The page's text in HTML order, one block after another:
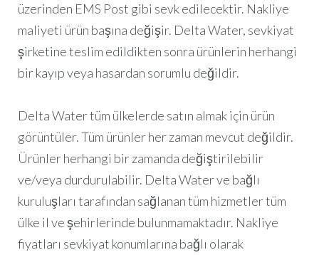
üzerinden EMS Post gibi sevk edilecektir. Nakliye
maliyeti ürün başına değişir. Delta Water, sevkiyat
şirketine teslim edildikten sonra ürünlerin herhangi
bir kayıp veya hasardan sorumlu değildir.
Delta Water tüm ülkelerde satın almak için ürün
görüntüler. Tüm ürünler her zaman mevcut değildir.
Ürünler herhangi bir zamanda değiştirilebilir
ve/veya durdurulabilir. Delta Water ve bağlı
kuruluşları tarafından sağlanan tüm hizmetler tüm
ülke il ve şehirlerinde bulunmamaktadır. Nakliye
fiyatları sevkiyat konumlarına bağlı olarak